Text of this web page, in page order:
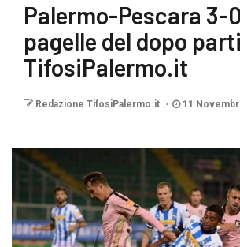
Palermo-Pescara 3-
pagelle del dopo
TifosiPalermo.it
Redazione TifosiPalermo.it 11